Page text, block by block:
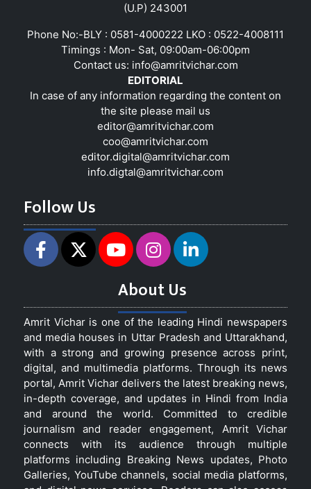
(U.P) 243001
Phone No:-BLY : 0581-4000222 LKO : 0522-4008111
Timings : Mon- Sat, 09:00am-06:00pm
Contact us: info@amritvichar.com
EDITORIAL
In case of any information regarding the content on
the site please mail us
editor@amritvichar.com
coo@amritvichar.com
editor.digital@amritvichar.com
info.digtal@amritvichar.com
Follow Us
About Us
Amrit Vichar is one of the leading Hindi newspapers
and media houses in Uttar Pradesh and Uttarakhand,
with a strong and growing presence across print,
digital, and multimedia platforms. Through its news
portal, Amrit Vichar delivers the latest breaking news,
in-depth coverage, and updates in Hindi from India
and around the world. Committed to credible
journalism and reader engagement, Amrit Vichar
connects with its audience through multiple
platforms including Breaking News updates, Photo
Galleries, YouTube channels, social media platforms,